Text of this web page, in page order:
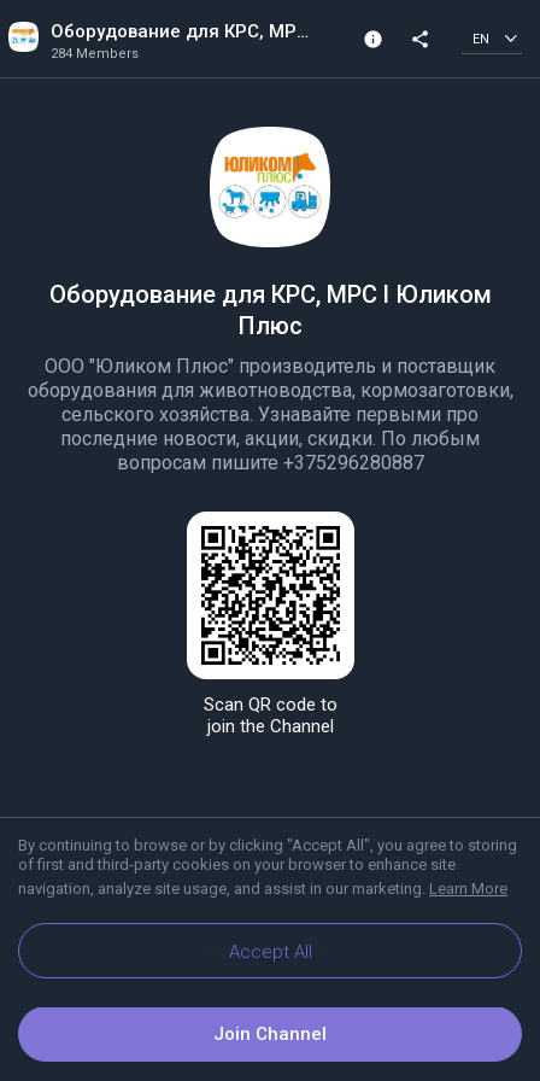
Оборудование для КРС, МРС l Юликом Плюс
284 Members
info
Created In 2022
share EN
By continuing to browse or by clicking "Accept All", you agree to storing
of first and third-party cookies on your browser to enhance site
navigation, analyze site usage, and assist in our marketing. Learn More
Accept All
Оборудование для КРС, МРС l Юликом
Плюс
ООО "Юликом Плюс" производитель и поставщик
оборудования для животноводства, кормозаготовки,
сельского хозяйства. Узнавайте первыми про
последние новости, акции, скидки. По любым
вопросам пишите +375296280887
Scan QR code to
join the Channel
About Viber Blog
Join Channel